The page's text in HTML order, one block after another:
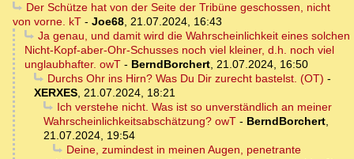
Der Schütze hat von der Seite der Tribüne geschossen, nicht
von vorne. kT - Joe68, 21.07.2024, 16:43
Ja genau, und damit wird die Wahrscheinlichkeit eines solchen
Nicht-Kopf-aber-Ohr-Schusses noch viel kleiner, d.h. noch viel
unglaubhafter. owT - BerndBorchert, 21.07.2024, 16:50
Durchs Ohr ins Hirn? Was Du Dir zurecht bastelst. (OT) -
XERXES, 21.07.2024, 18:21
Ich verstehe nicht. Was ist so unverständlich an meiner
Wahrscheinlichkeitsabschätzung? owT - BerndBorchert,
21.07.2024, 19:54
Deine, zumindest in meinen Augen, penetrante